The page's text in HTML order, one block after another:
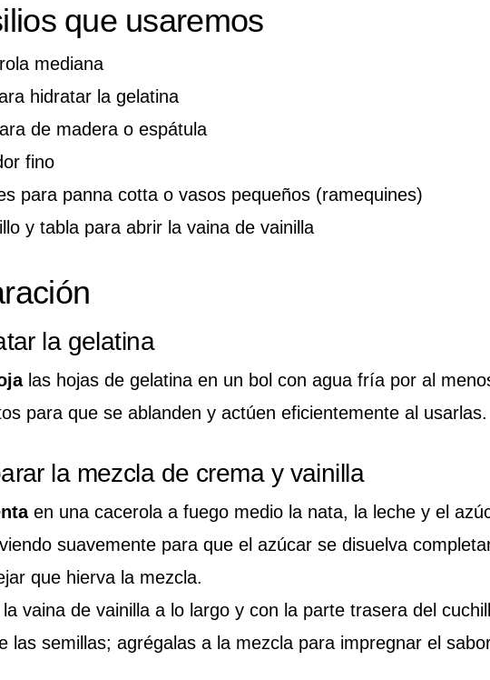
que usaremos
mediana
hidratar la gelatina
de madera o espátula
fino
para panna cotta o vasos pequeños (ramequines)
y tabla para abrir la vaina de vainilla
la gelatina
las hojas de gelatina en un bol con agua fría por al
para que se ablanden y actúen eficientemente al usarlas.
la mezcla de crema y vainilla
en una cacerola a fuego medio la nata, la leche y el
suavemente para que el azúcar se disuelva
que hierva la mezcla.
la vaina de vainilla a lo largo y con la parte trasera del
las semillas; agrégalas a la mezcla para impregnar el